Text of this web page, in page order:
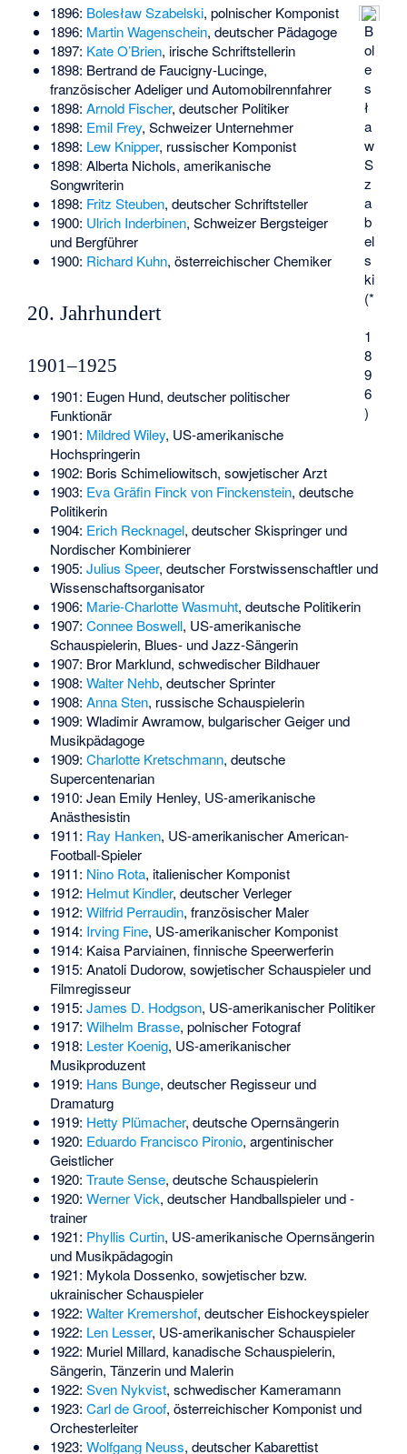
B
ol
e
s
ł
a
w
S
z
a
b
el
s
ki
(*
1
8
9
6
)
1896: Bolesław Szabelski, polnischer Komponist
1896: Martin Wagenschein, deutscher Pädagoge
1897: Kate O’Brien, irische Schriftstellerin
1898: Bertrand de Faucigny-Lucinge,
französischer Adeliger und Automobilrennfahrer
1898: Arnold Fischer, deutscher Politiker
1898: Emil Frey, Schweizer Unternehmer
1898: Lew Knipper, russischer Komponist
1898ː Alberta Nichols, amerikanische
Songwriterin
1898: Fritz Steuben, deutscher Schriftsteller
1900: Ulrich Inderbinen, Schweizer Bergsteiger
und Bergführer
1900: Richard Kuhn, österreichischer Chemiker
20. Jahrhundert
1901–1925
1901: Eugen Hund, deutscher politischer
Funktionär
1901: Mildred Wiley, US-amerikanische
Hochspringerin
1902: Boris Schimeliowitsch, sowjetischer Arzt
1903: Eva Gräfin Finck von Finckenstein, deutsche
Politikerin
1904: Erich Recknagel, deutscher Skispringer und
Nordischer Kombinierer
1905: Julius Speer, deutscher Forstwissenschaftler und
Wissenschaftsorganisator
1906: Marie-Charlotte Wasmuht, deutsche Politikerin
1907: Connee Boswell, US-amerikanische
Schauspielerin, Blues- und Jazz-Sängerin
1907: Bror Marklund, schwedischer Bildhauer
1908: Walter Nehb, deutscher Sprinter
1908: Anna Sten, russische Schauspielerin
1909: Wladimir Awramow, bulgarischer Geiger und
Musikpädagoge
1909: Charlotte Kretschmann, deutsche
Supercentenarian
1910: Jean Emily Henley, US-amerikanische
Anästhesistin
1911: Ray Hanken, US-amerikanischer American-
Football-Spieler
1911: Nino Rota, italienischer Komponist
1912: Helmut Kindler, deutscher Verleger
1912: Wilfrid Perraudin, französischer Maler
1914: Irving Fine, US-amerikanischer Komponist
1914: Kaisa Parviainen, finnische Speerwerferin
1915: Anatoli Dudorow, sowjetischer Schauspieler und
Filmregisseur
1915: James D. Hodgson, US-amerikanischer Politiker
1917: Wilhelm Brasse, polnischer Fotograf
1918: Lester Koenig, US-amerikanischer
Musikproduzent
1919: Hans Bunge, deutscher Regisseur und
Dramaturg
1919: Hetty Plümacher, deutsche Opernsängerin
1920: Eduardo Francisco Pironio, argentinischer
Geistlicher
1920: Traute Sense, deutsche Schauspielerin
1920: Werner Vick, deutscher Handballspieler und -
trainer
1921: Phyllis Curtin, US-amerikanische Opernsängerin
und Musikpädagogin
1921: Mykola Dossenko, sowjetischer bzw.
ukrainischer Schauspieler
1922: Walter Kremershof, deutscher Eishockeyspieler
1922: Len Lesser, US-amerikanischer Schauspieler
1922: Muriel Millard, kanadische Schauspielerin,
Sängerin, Tänzerin und Malerin
1922: Sven Nykvist, schwedischer Kameramann
1923: Carl de Groof, österreichischer Komponist und
Orchesterleiter
1923: Wolfgang Neuss, deutscher Kabarettist